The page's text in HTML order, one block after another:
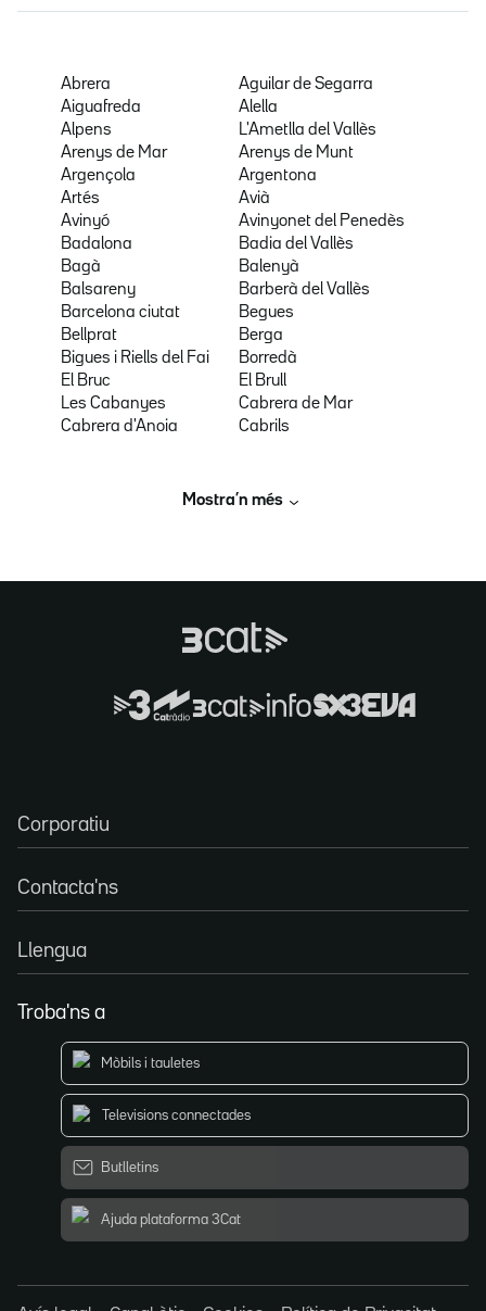
Abrera
Aguilar de Segarra
Aiguafreda
Alella
Alpens
L'Ametlla del Vallès
Arenys de Mar
Arenys de Munt
Argençola
Argentona
Artés
Avià
Avinyó
Avinyonet del Penedès
Badalona
Badia del Vallès
Bagà
Balenyà
Balsareny
Barberà del Vallès
Barcelona ciutat
Begues
Bellprat
Berga
Bigues i Riells del Fai
Borredà
El Bruc
El Brull
Les Cabanyes
Cabrera de Mar
Cabrera d'Anoia
Cabrils
Mostra’n més
Corporatiu
Contacta'ns
Llengua
Troba'ns a
Mòbils i tauletes
Televisions connectades
Butlletins
Ajuda plataforma 3Cat